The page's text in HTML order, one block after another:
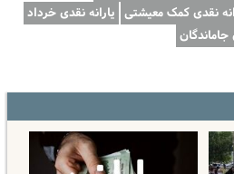
نقدی کمک معیشتی یارانه نقدی خرداد
جاماندگان